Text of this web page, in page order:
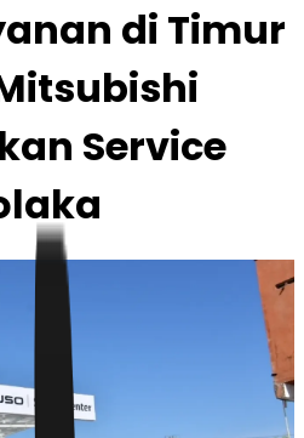
di Timur
Service